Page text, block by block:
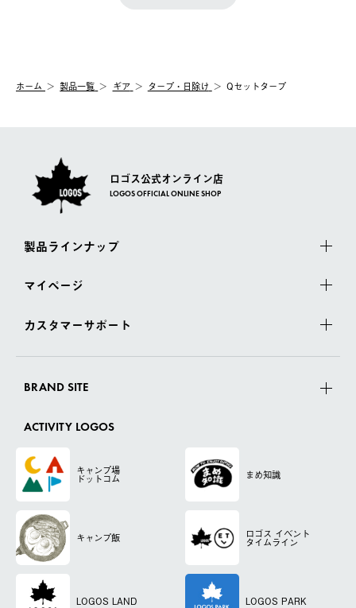
【配送業者】
佐川急便にて配送されます。
一度お手元の商品を返品いただき、ご希望商品を再注文してくだ
ホーム 製品一覧 ギア タープ・日除け Qセットタープ
ロゴス公式オンライン店
LOGOS OFFICIAL ONLINE SHOP
製品ラインナップ
マイページ
カスタマーサポート
BRAND SITE
ACTIVITY LOGOS
キャンプ場
ドットコム まめ知識
キャンプ飯 ロゴス イベント
タイムライン
LOGOS LAND LOGOS PARK